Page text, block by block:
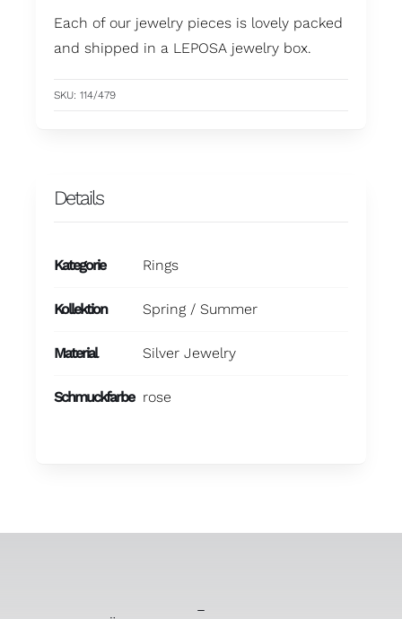
Each of our jewelry pieces is lovely packed
and shipped in a LEPOSA jewelry box.
SKU: 114/479
Details
Kategorie Rings
Kollektion Spring / Summer
Material Silver Jewelry
Schmuckfarbe rose